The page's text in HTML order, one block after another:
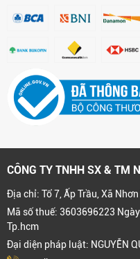
CÔNG TY TNHH SX & TM
Địa chỉ: Tổ 7, Ấp Trầu, Xã
Mã số thuế: 3603696223
Tp.hcm
Đại diện pháp luật: NGUYỄN